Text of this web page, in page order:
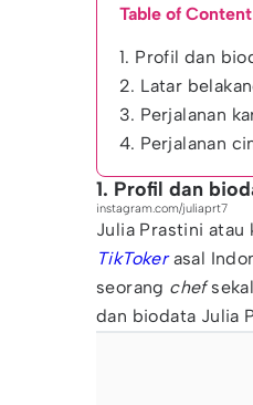
Table of Content
1. Profil dan
2. Latar
3. Perjalanan
4. Perjalanan
1. Profil dan
instagram.com/juliaprt7
Julia Prastini atau
TikToker asal
seorang chef
dan biodata Julia